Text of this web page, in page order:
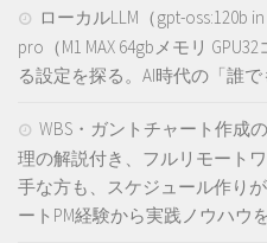
ローカルLLM（gpt-oss:120b
pro（M1 MAX 64gbメモリ
る設定を探る。AI時代の「誰
WBS・ガントチャート作成
理の解説付き、フルリモート
手な方も、スケジュール作り
ートPM経験から実践ノウハウ